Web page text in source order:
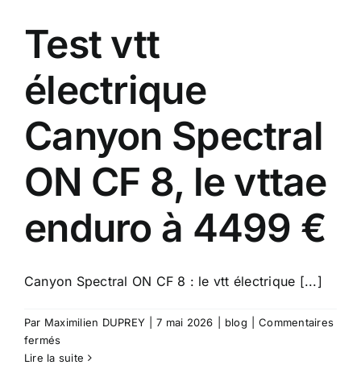
Actus
Contact
Test vtt
électrique
Canyon Spectral
ON CF 8, le vttae
enduro à 4499 €
Canyon Spectral ON CF 8 : le vtt électrique [...]
Par Maximilien DUPREY 7 mai 2026 blog
Commentaires
ferméssur
Test
Lire la suite